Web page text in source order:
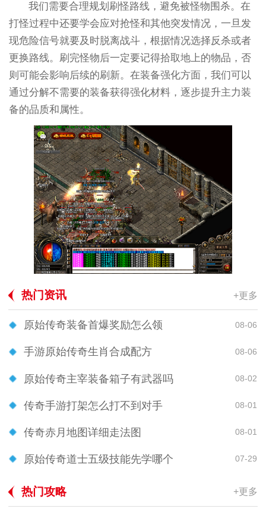
我们需要合理规划刷怪路线，避免被怪物围杀。在
打怪过程中还要学会应对抢怪和其他突发情况，一旦发
现危险信号就要及时脱离战斗，根据情况选择反杀或者
更换路线。刷完怪物后一定要记得拾取地上的物品，否
则可能会影响后续的刷新。在装备强化方面，我们可以
通过分解不需要的装备获得强化材料，逐步提升主力装
备的品质和属性。
热门资讯 +更多
原始传奇装备首爆奖励怎么领 08-06
手游原始传奇生肖合成配方 08-06
原始传奇主宰装备箱子有武器吗 08-02
传奇手游打架怎么打不到对手 08-01
传奇赤月地图详细走法图 08-01
原始传奇道士五级技能先学哪个 07-29
热门攻略 +更多